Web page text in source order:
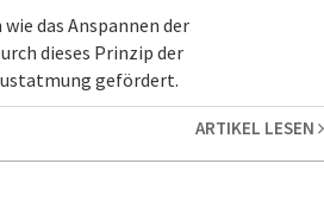
das Anspannen der
dieses Prinzip der
gefördert.
ARTIKEL LESEN